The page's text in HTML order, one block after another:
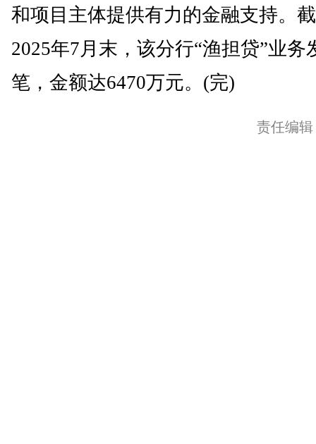
和项目主体提供有力的金融支持。
2025年7月末，该分行“渔担贷”业务
笔，金额达6470万元。(完)
责任编